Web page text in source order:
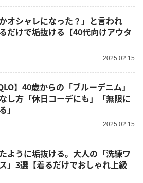
かオシャレになった？」と言われ
だけで垢抜ける【40代向けアウタ
2025.02.15
】40歳からの「ブルーデニム」
し方「休日コーデにも」「無限に
」
2025.02.15
ように垢抜ける。大人の「洗練ワ
」3選【着るだけでおしゃれ上級